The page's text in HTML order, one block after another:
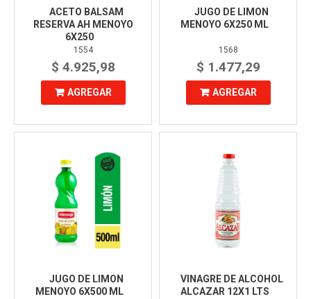
ACETO BALSAM
RESERVA AH MENOYO
6X250
1554
$ 4.925,98
AGREGAR
JUGO DE LIMON
MENOYO 6X250 ML
1568
$ 1.477,29
AGREGAR
JUGO DE LIMON
MENOYO 6X500 ML
VINAGRE DE ALCOHOL
ALCAZAR 12X1 LTS